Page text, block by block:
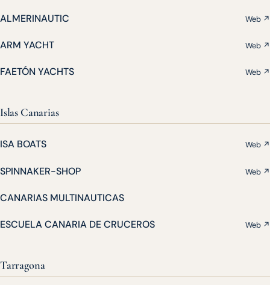
ALMERINAUTIC Web ↗
ARM YACHT Web ↗
FAETÓN YACHTS Web ↗
Islas Canarias
ISA BOATS Web ↗
SPINNAKER-SHOP Web ↗
CANARIAS MULTINAUTICAS
ESCUELA CANARIA DE CRUCEROS Web ↗
Tarragona